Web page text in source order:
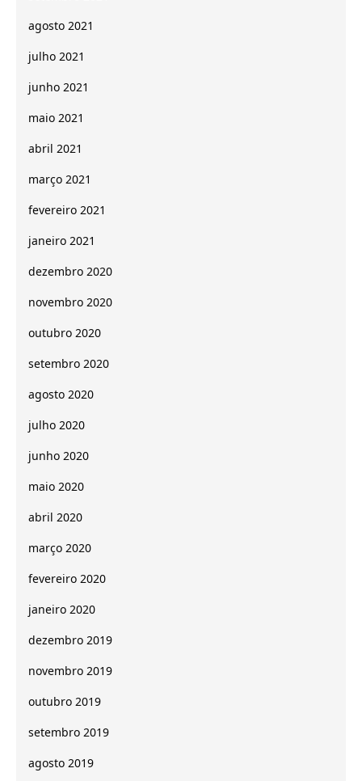
agosto 2021
julho 2021
junho 2021
maio 2021
abril 2021
março 2021
fevereiro 2021
janeiro 2021
dezembro 2020
novembro 2020
outubro 2020
setembro 2020
agosto 2020
julho 2020
junho 2020
maio 2020
abril 2020
março 2020
fevereiro 2020
janeiro 2020
dezembro 2019
novembro 2019
outubro 2019
setembro 2019
agosto 2019